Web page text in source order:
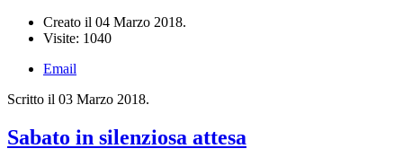
Creato il 04 Marzo 2018.
Visite: 1040
Email
Scritto il 03 Marzo 2018.
Sabato in silenziosa attesa